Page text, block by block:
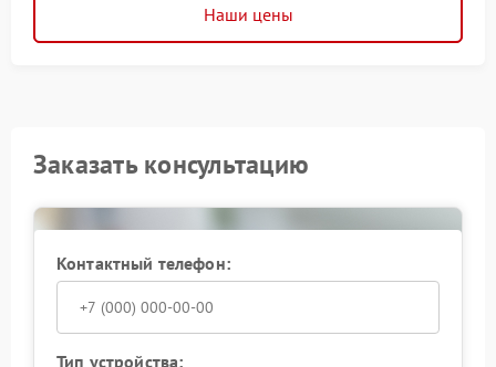
Наши цены
Заказать консультацию
Контактный телефон:
Тип устройства: